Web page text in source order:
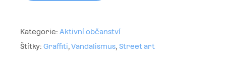
Kategorie:Aktivní občanství
Štítky:Graffiti,Vandalismus,Street art